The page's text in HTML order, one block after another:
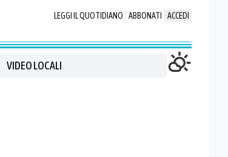
LEGGI IL QUOTIDIANO ABBONATI ACCEDI
VIDEO LOCALI